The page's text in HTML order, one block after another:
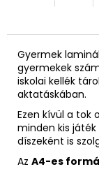
Gyermek
gyermekek
iskolai kellék
aktatáskában.
Ezen kívül a tok
minden kis játék
díszeként is
Az A4-es